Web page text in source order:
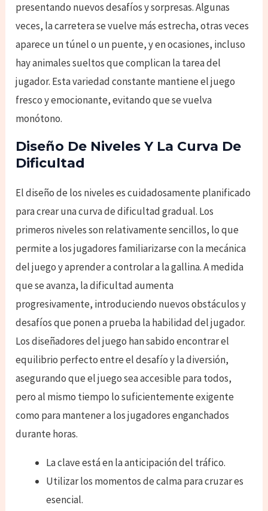
presentando nuevos desafíos y sorpresas. Algunas
veces, la carretera se vuelve más estrecha, otras veces
aparece un túnel o un puente, y en ocasiones, incluso
hay animales sueltos que complican la tarea del
jugador. Esta variedad constante mantiene el juego
fresco y emocionante, evitando que se vuelva
monótono.
Diseño De Niveles Y La Curva De
Dificultad
El diseño de los niveles es cuidadosamente planificado
para crear una curva de dificultad gradual. Los
primeros niveles son relativamente sencillos, lo que
permite a los jugadores familiarizarse con la mecánica
del juego y aprender a controlar a la gallina. A medida
que se avanza, la dificultad aumenta
progresivamente, introduciendo nuevos obstáculos y
desafíos que ponen a prueba la habilidad del jugador.
Los diseñadores del juego han sabido encontrar el
equilibrio perfecto entre el desafío y la diversión,
asegurando que el juego sea accesible para todos,
pero al mismo tiempo lo suficientemente exigente
como para mantener a los jugadores enganchados
durante horas.
La clave está en la anticipación del tráfico.
Utilizar los momentos de calma para cruzar es
esencial.